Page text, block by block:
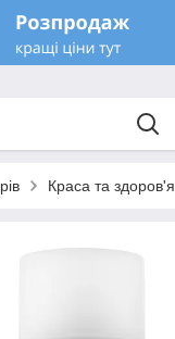
Краса та здоров'я